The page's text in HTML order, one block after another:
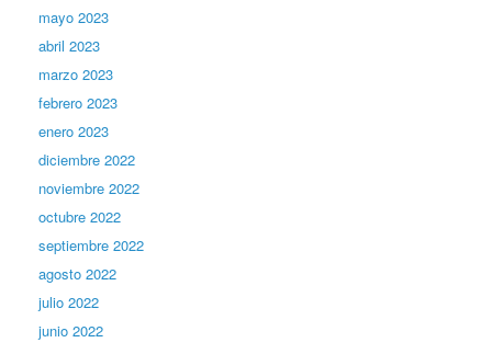
mayo 2023
abril 2023
marzo 2023
febrero 2023
enero 2023
diciembre 2022
noviembre 2022
octubre 2022
septiembre 2022
agosto 2022
julio 2022
junio 2022